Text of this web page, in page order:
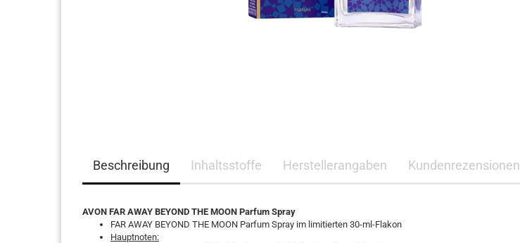
Beschreibung Inhaltsstoffe Herstellerangaben Kundenrezensionen
AVON FAR AWAY BEYOND THE MOON Parfum Spray
FAR AWAY BEYOND THE MOON Parfum Spray im limitierten 30-ml-Flakon
Hauptnoten: